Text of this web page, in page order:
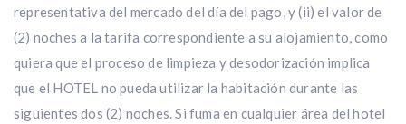
representativa del mercado del día del pago, y (ii) el valor de
(2) noches a la tarifa correspondiente a su alojamiento, como
quiera que el proceso de limpieza y desodorización implica
que el HOTEL no pueda utilizar la habitación durante las
siguientes dos (2) noches. Si fuma en cualquier área del hotel